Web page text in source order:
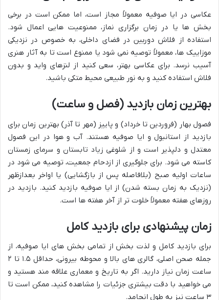
عکاسی در ایا صوفیه معمولاً مجاز است، اما ممکن است در برخی
بخش ها یا در زمان برگزاری نماز، ممنوعیت هایی اعمال شود.
استفاده از فلاش دوربین در فضای داخلی، به خصوص در نزدیکی
موزاییک ها، معمولاً توصیه نمی شود یا ممنوع است تا به آثار هنری
آسیب نرسد. برای عکاسی بهتر، سعی کنید از لنزهای واید و بدون
فلاش استفاده کنید و به نور طبیعی محیط متکی باشید.
بهترین زمان بازدید (فصل و ساعت)
فصول بهار (فروردین تا خرداد) و پاییز (مهر تا آذر) بهترین زمان برای
بازدید از استانبول و ایا صوفیه هستند. آب و هوا در این فصول
معتدل و دلپذیر است و از شلوغی زیاد تابستان و سرمای زمستان
کاسته می شود. برای جلوگیری از ازدحام جمعیت، توصیه می شود در
ساعات اولیه صبح (بلافاصله پس از بازگشایی) یا اواخر بعدازظهر
(نزدیک به زمان بسته شدن) از ایا صوفیه بازدید کنید. بازدید در
روزهای هفته معمولاً خلوت تر از آخر هفته ها است.
زمان پیشنهادی برای بازدید کامل
برای بازدید کامل و لذت بخش از تمامی بخش های ایا صوفیه، از
جمله صحن اصلی، گالری های بالا و محوطه بیرونی، حداقل ۱.۵ تا ۲
ساعت زمان نیاز دارید. اگر به تاریخ و معماری علاقه مند هستید و
می خواهید با دقت بیشتری جزئیات را مشاهده کنید، ممکن است تا
۳ ساعت نیز به طول انجامد.